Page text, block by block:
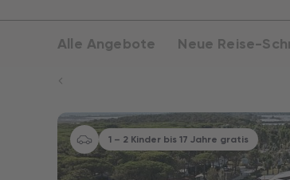
Alle Angebote Neue Reise-
1 – 2 Kinder bis 17 Jahre gratis